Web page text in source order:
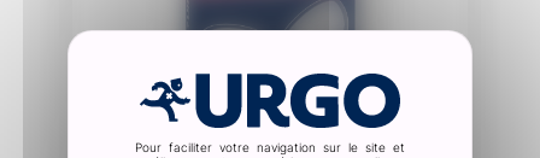
Pour faciliter votre navigation sur le site et